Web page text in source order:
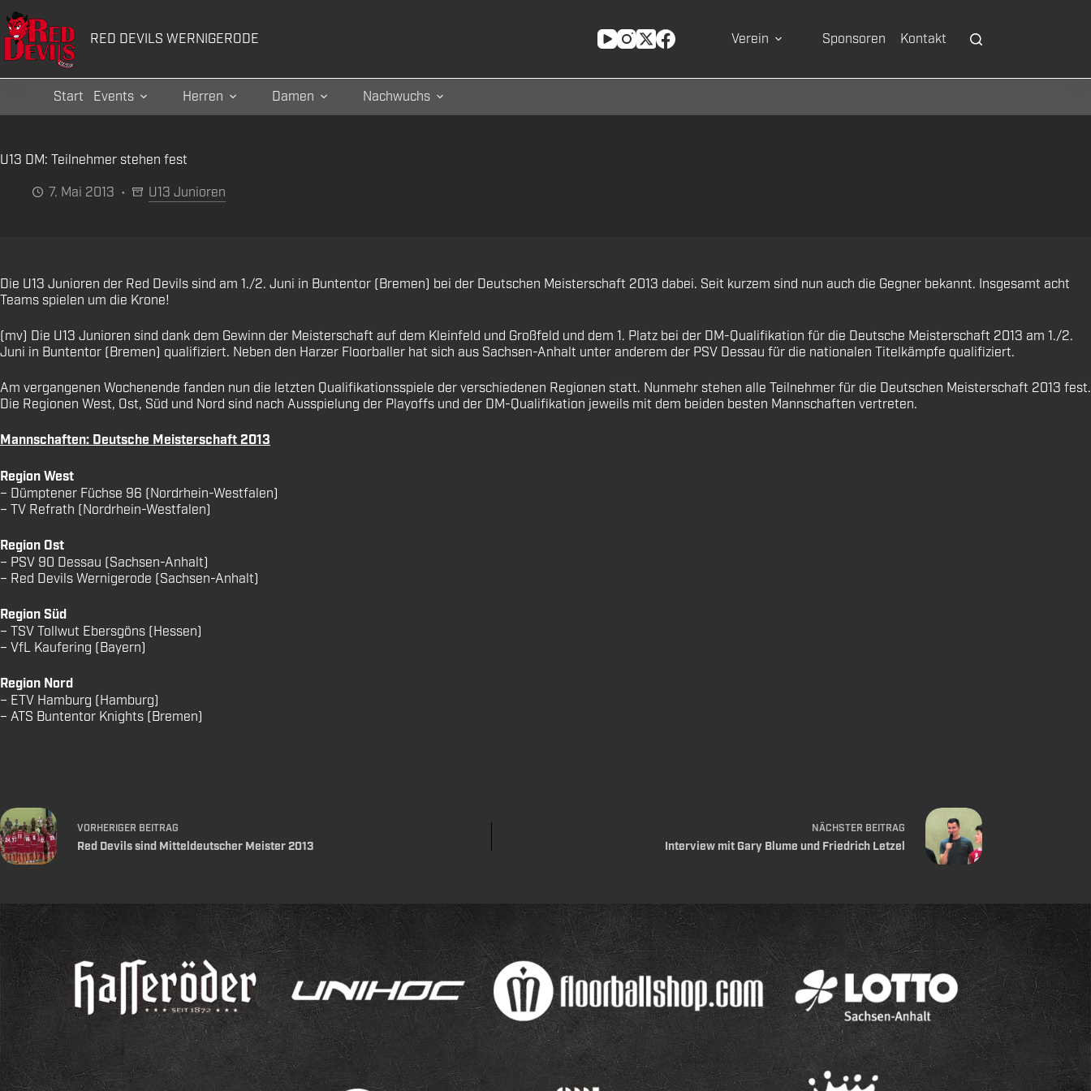
Zum
Inhalt
springen
RED DEVILS WERNIGERODE Verein Sponsoren Kontakt
Start Events Herren Damen Nachwuchs
U13 DM: Teilnehmer stehen fest
7. Mai 2013
U13 Junioren
Die U13 Junioren der Red Devils sind am 1./2. Juni in Buntentor (Bremen) bei der Deutschen Meisterschaft 2013 dabei. Seit kurzem sind nun auch die Gegner bekannt. Insgesamt acht
Teams spielen um die Krone!
(mv) Die U13 Junioren sind dank dem Gewinn der Meisterschaft auf dem Kleinfeld und Großfeld und dem 1. Platz bei der DM-Qualifikation für die Deutsche Meisterschaft 2013 am 1./2.
Juni in Buntentor (Bremen) qualifiziert. Neben den Harzer Floorballer hat sich aus Sachsen-Anhalt unter anderem der PSV Dessau für die nationalen Titelkämpfe qualifiziert.
Am vergangenen Wochenende fanden nun die letzten Qualifikationsspiele der verschiedenen Regionen statt. Nunmehr stehen alle Teilnehmer für die Deutschen Meisterschaft 2013 fest.
Die Regionen West, Ost, Süd und Nord sind nach Ausspielung der Playoffs und der DM-Qualifikation jeweils mit dem beiden besten Mannschaften vertreten.
Mannschaften: Deutsche Meisterschaft 2013
Region West
– Dümptener Füchse 96 (Nordrhein-Westfalen)
– TV Refrath (Nordrhein-Westfalen)
Region Ost
– PSV 90 Dessau (Sachsen-Anhalt)
– Red Devils Wernigerode (Sachsen-Anhalt)
Region Süd
– TSV Tollwut Ebersgöns (Hessen)
– VfL Kaufering (Bayern)
Region Nord
– ETV Hamburg (Hamburg)
– ATS Buntentor Knights (Bremen)
VORHERIGER BEITRAG
Red Devils sind Mitteldeutscher Meister 2013
NÄCHSTER BEITRAG
Interview mit Gary Blume und Friedrich Letzel